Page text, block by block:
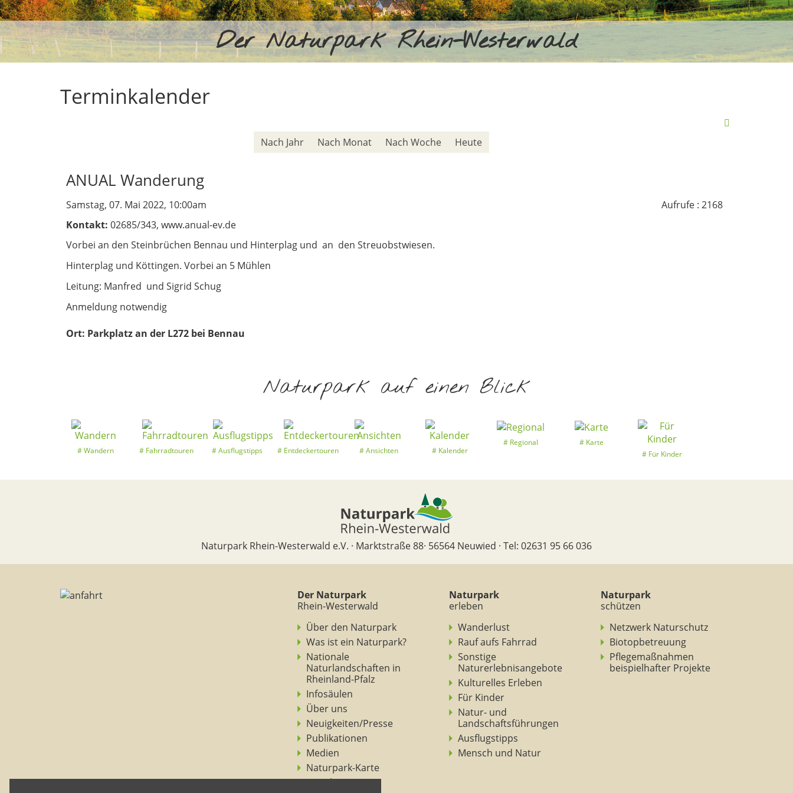
Der Naturpark Rhein-Westerwald
Terminkalender
Nach Jahr Nach Monat Nach Woche Heute
ANUAL Wanderung
Samstag, 07. Mai 2022, 10:00am Aufrufe: 2168
Kontakt: 02685/343, www.anual-ev.de
Vorbei an den Steinbrüchen Bennau und Hinterplag und an den Streuobstwiesen.
Hinterplag und Köttingen. Vorbei an 5 Mühlen
Leitung: Manfred und Sigrid Schug
Anmeldung notwendig
Ort: Parkplatz an der L272 bei Bennau
Naturpark auf einen Blick
Wandern Fahrradtouren Ausflugstipps Entdeckertouren Ansichten Kalender
Regional
Karte
Für Kinder
Naturpark Rhein-Westerwald e.V. · Marktstraße 88· 56564 Neuwied · Tel: 02631 95 66 036
Der Naturpark
Rhein-Westerwald
Über den Naturpark
Was ist ein Naturpark?
Nationale
Naturlandschaften in
Rheinland-Pfalz
Infosäulen
Über uns
Neuigkeiten/Presse
Publikationen
Medien
Naturpark-Karte
Ansichten
Naturpark
erleben
Wanderlust
Rauf aufs Fahrrad
Sonstige
Naturerlebnisangebote
Kulturelles Erleben
Für Kinder
Natur- und
Landschaftsführungen
Ausflugstipps
Mensch und Natur
Naturpark
schützen
Netzwerk Naturschutz
Biotopbetreuung
Pflegemaßnahmen
beispielhafter Projekte